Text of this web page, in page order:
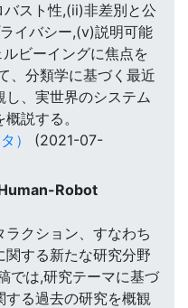
スト性,(ii)非差別と公
イバシー,(v)説明可能
ビーイングに焦点を
、分類学に基づく最近
、実世界のシステム
説する。
）
(2021-07-
Robot
ラクション、すなわち
関する新たな研究分野
では,研究テーマに基づ
する過去の研究を概観